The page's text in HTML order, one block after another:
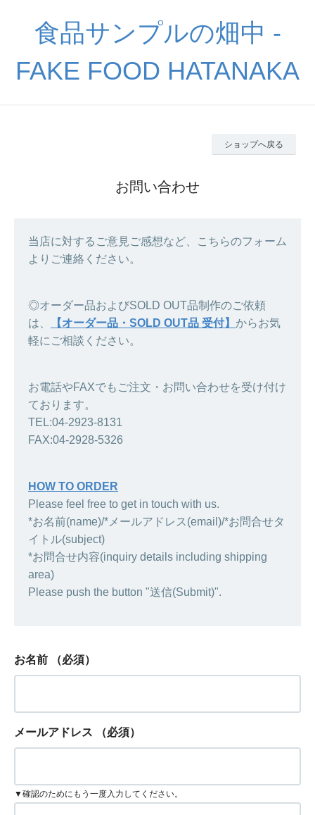
食品サンプルの畑中 -
FAKE FOOD HATANAKA
ショップへ戻る
お問い合わせ
当店に対するご意見ご感想など、こちらのフォーム
よりご連絡ください。
◎オーダー品およびSOLD OUT品制作のご依頼
は、
【オーダー品・SOLD OUT品 受付】 からお気
軽にご相談ください。
お電話やFAXでもご注文・お問い合わせを受け付け
ております。
TEL:04-2923-8131
FAX:04-2928-5326
HOW TO ORDER
Please feel free to get in touch with us.
*お名前(name)/*メールアドレス(email)/*お問合せタ
イトル(subject)
*お問合せ内容(inquiry details including shipping
area)
Please push the button "送信(Submit)".
お名前 （必須）
メールアドレス （必須）
▼確認のためにもう一度入力してください。